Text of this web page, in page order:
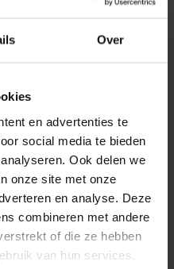
Over
en advertenties te
social media te bieden
Ook delen we
onze site met onze
en analyse. Deze
combineren met andere
of die ze hebben
van hun services.
5-01 50kN
CPR501
Baltrotors
+